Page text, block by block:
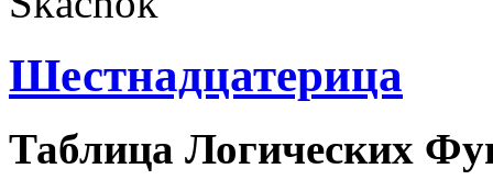
Шестнадцатерица
Таблица Логических